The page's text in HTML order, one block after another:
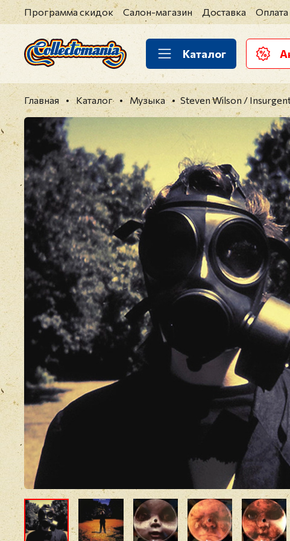
Программа скидок Салон-магазин Доставка Оплата
Каталог
Главная Каталог Музыка Steven Wilson /